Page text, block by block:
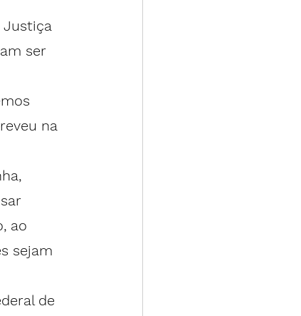
Justiça
ser
na
,
ao
sejam
de